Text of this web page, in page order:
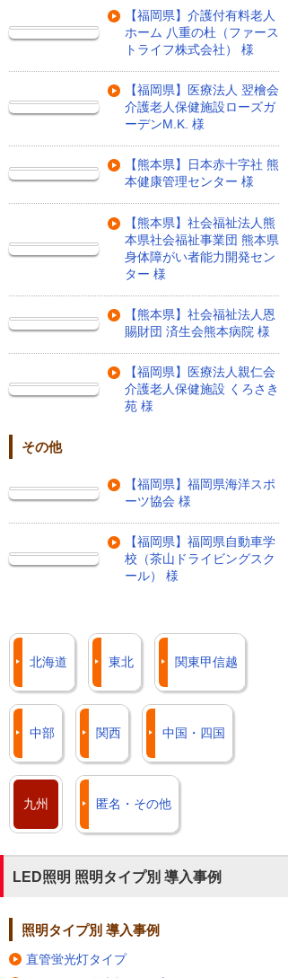
【福岡県】介護付有料老人
ホーム 八重の杜（ファース
トライフ株式会社） 様
【福岡県】医療法人 翌檜会
介護老人保健施設ローズガ
ーデンM.K. 様
【熊本県】日本赤十字社 熊
本健康管理センター 様
【熊本県】社会福祉法人熊
本県社会福祉事業団 熊本県
身体障がい者能力開発セン
ター 様
【熊本県】社会福祉法人恩
賜財団 済生会熊本病院 様
【福岡県】医療法人親仁会
介護老人保健施設 くろさき
苑 様
その他
【福岡県】福岡県海洋スポ
ーツ協会 様
【福岡県】福岡県自動車学
校（茶山ドライビングスク
ール） 様
北海道 東北 関東甲信越
中部 関西 中国・四国
九州 匿名・その他
LED照明 照明タイプ別 導入事例
照明タイプ別 導入事例
直管蛍光灯タイプ